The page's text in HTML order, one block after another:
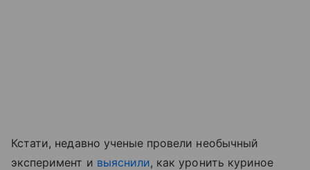
Кстати, недавно ученые провели необычный
эксперимент и выяснили, как уронить куриное